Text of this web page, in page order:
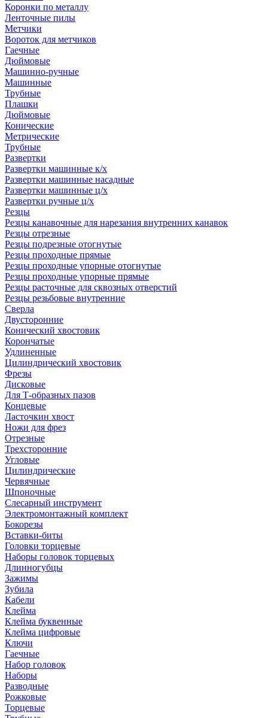
Коронки по металлу
Ленточные пилы
Метчики
Вороток для метчиков
Гаечные
Дюймовые
Машинно-ручные
Машинные
Трубные
Плашки
Дюймовые
Конические
Метрические
Трубные
Развертки
Развертки машинные к/х
Развертки машинные насадные
Развертки машинные ц/х
Развертки ручные ц/х
Резцы
Резцы канавочные для нарезания внутренних канавок
Резцы отрезные
Резцы подрезные отогнутые
Резцы проходные прямые
Резцы проходные упорные отогнутые
Резцы проходные упорные прямые
Резцы расточные для сквозных отверстий
Резцы резьбовые внутренние
Сверла
Двусторонние
Конический хвостовик
Корончатые
Удлиненные
Цилиндрический хвостовик
Фрезы
Дисковые
Для Т-образных пазов
Концевые
Ласточкин хвост
Ножи для фрез
Отрезные
Трехсторонние
Угловые
Цилиндрические
Червячные
Шпоночные
Слесарный инструмент
Электромонтажный комплект
Бокорезы
Вставки-биты
Головки торцевые
Наборы головок торцевых
Длинногубцы
Зажимы
Зубила
Кабели
Клейма
Клейма буквенные
Клейма цифровые
Ключи
Гаечные
Набор головок
Наборы
Разводные
Рожковые
Торцевые